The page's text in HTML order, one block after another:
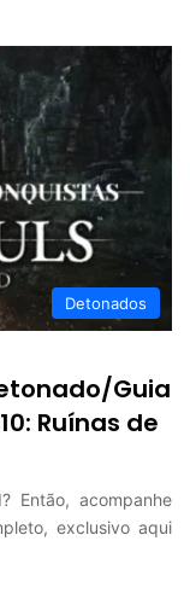
Detonados
Guia
Ruínas de
Então, acompanhe
exclusivo aqui